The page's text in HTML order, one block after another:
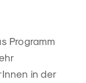
Programm
in der